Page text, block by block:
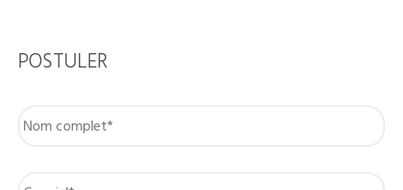
POSTULER
complet *